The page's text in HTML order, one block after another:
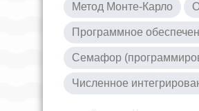
Метод Монте-Карло
Программное
Семафор
Численное